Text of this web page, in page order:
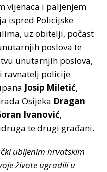
vijenaca i paljenjem
ispred Policijske
uz obitelji, počast
poslova te
unutarnjih poslova,
ravnatelj policije
Josip Miletić,
Osijeka Dragan
Ivanović,
te drugi građani.
ubijenim hrvatskim
živote ugradili u